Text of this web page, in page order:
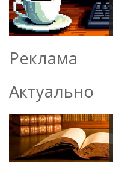
Реклама
Актуально